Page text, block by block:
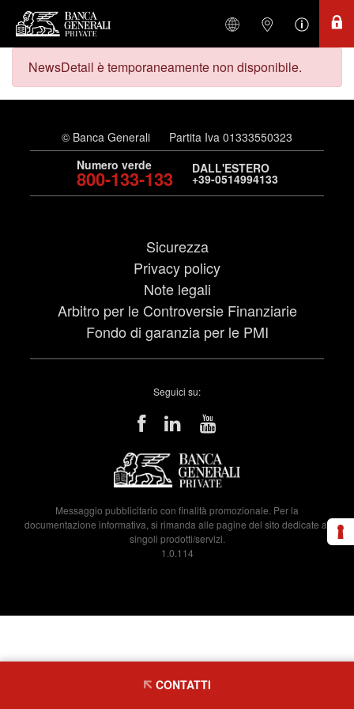
NewsDetail è temporaneamente non disponibile.
© Banca Generali
Partita Iva 01333550323
Numero verde
800-133-133 DALL'ESTERO
+39-0514994133
Sicurezza
Privacy policy
Note legali
Arbitro per le Controversie Finanziarie
Fondo di garanzia per le PMI
Seguici su:
Messaggio pubblicitario con finalità promozionale. Per la
documentazione informativa, si rimanda alle pagine del sito dedicate ai
singoli prodotti/servizi.
1.0.114
CONTATTI